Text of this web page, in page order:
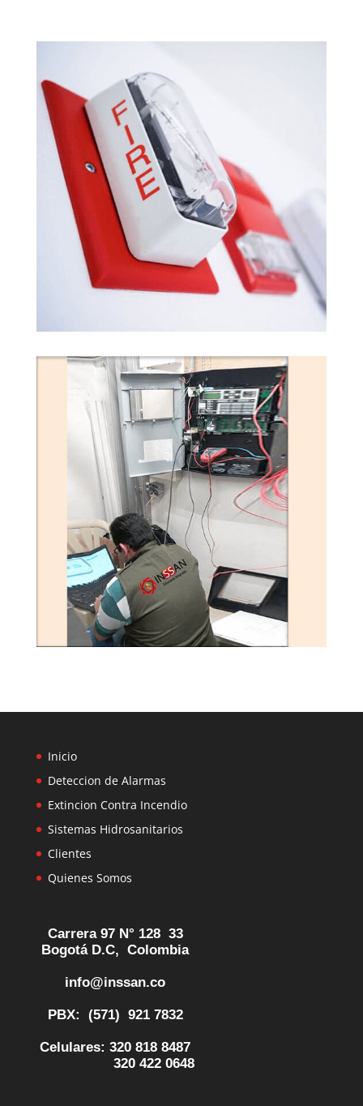
Inicio
Deteccion de Alarmas
Extincion Contra Incendio
Sistemas Hidrosanitarios
Clientes
Quienes Somos
Carrera 97 N° 128 33
Bogotá D.C, Colombia
info@inssan.co
PBX: (571) 921 7832
Celulares:320 818 8487
320 422 0648